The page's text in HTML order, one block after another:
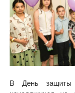
В День защиты